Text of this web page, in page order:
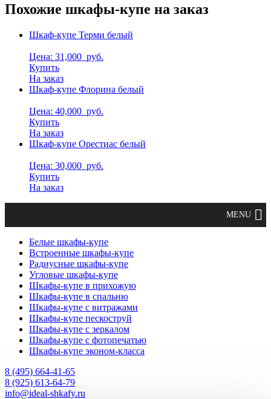
Похожие шкафы-купе на заказ
Шкаф-купе Терми белый
Цена: 31,000 руб.
Купить
На заказ
Шкаф-купе Флорина белый
Цена: 40,000 руб.
Купить
На заказ
Шкаф-купе Орестиас белый
Цена: 30,000 руб.
Купить
На заказ
Белые шкафы-купе
Встроенные шкафы-купе
Радиусные шкафы-купе
Угловые шкафы-купе
Шкафы-купе в прихожую
Шкафы-купе в спальню
Шкафы-купе с витражами
Шкафы-купе пескоструй
Шкафы-купе с зеркалом
Шкафы-купе с фотопечатью
Шкафы-купе эконом-класса
8 (495) 664-41-65
8 (925) 613-64-79
info@ideal-shkafy.ru